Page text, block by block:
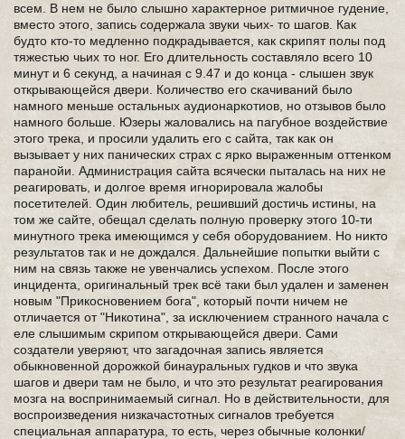
всем. В нем не было слышно характерное ритмичное гудение,
вместо этого, запись содержала звуки чьих- то шагов. Как
будто кто-то медленно подкрадывается, как скрипят полы под
тяжестью чьих то ног. Его длительность составляло всего 10
минут и 6 секунд, а начиная с 9.47 и до конца - слышен звук
открывающейся двери. Количество его скачиваний было
намного меньше остальных аудионаркотиов, но отзывов было
намного больше. Юзеры жаловались на пагубное воздействие
этого трека, и просили удалить его с сайта, так как он
вызывает у них панических страх с ярко выраженным оттенком
паранойи. Администрация сайта всячески пыталась на них не
реагировать, и долгое время игнорировала жалобы
посетителей. Один любитель, решивший достичь истины, на
том же сайте, обещал сделать полную проверку этого 10-ти
минутного трека имеющимся у себя оборудованием. Но никто
результатов так и не дождался. Дальнейшие попытки выйти с
ним на связь также не увенчались успехом. После этого
инцидента, оригинальный трек всё таки был удален и заменен
новым "Прикосновением бога", который почти ничем не
отличается от "Никотина", за исключением странного начала с
еле слышимым скрипом открывающейся двери. Сами
создатели уверяют, что загадочная запись является
обыкновенной дорожкой бинауральных гудков и что звука
шагов и двери там не было, и что это результат реагирования
мозга на воспринимаемый сигнал. Но в действительности, для
воспроизведения низкачастотных сигналов требуется
специальная аппаратура, то есть, через обычные колонки/